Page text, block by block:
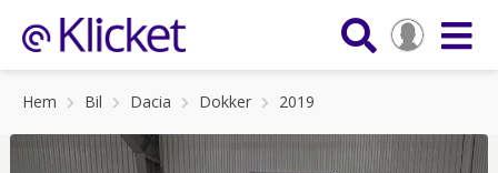
Hem Bil Dacia Dokker 2019